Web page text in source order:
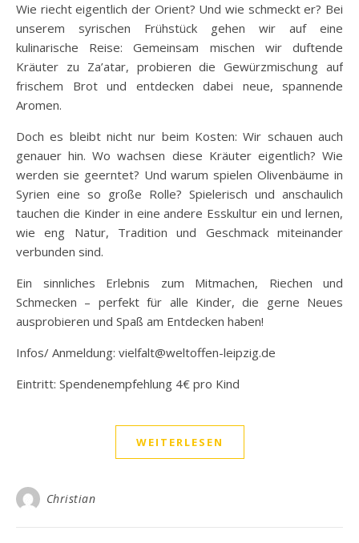
Wie riecht eigentlich der Orient? Und wie schmeckt er? Bei
unserem syrischen Frühstück gehen wir auf eine
kulinarische Reise: Gemeinsam mischen wir duftende
Kräuter zu Za’atar, probieren die Gewürzmischung auf
frischem Brot und entdecken dabei neue, spannende
Aromen.
Doch es bleibt nicht nur beim Kosten: Wir schauen auch
genauer hin. Wo wachsen diese Kräuter eigentlich? Wie
werden sie geerntet? Und warum spielen Olivenbäume in
Syrien eine so große Rolle? Spielerisch und anschaulich
tauchen die Kinder in eine andere Esskultur ein und lernen,
wie eng Natur, Tradition und Geschmack miteinander
verbunden sind.
Ein sinnliches Erlebnis zum Mitmachen, Riechen und
Schmecken – perfekt für alle Kinder, die gerne Neues
ausprobieren und Spaß am Entdecken haben!
Infos/ Anmeldung: vielfalt@weltoffen-leipzig.de
Eintritt: Spendenempfehlung 4€ pro Kind
WEITERLESEN
Christian